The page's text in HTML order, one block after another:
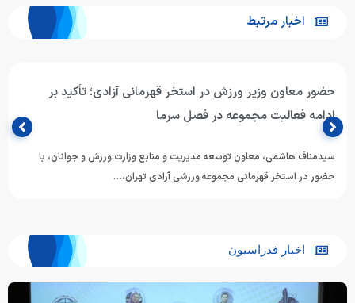
اخبار مرتبط
حضور معاون وزیر ورزش در استخر قهرمانی آزادی؛ تأکید بر
ادامه فعالیت مجموعه در فصل سرما
سیدمناف هاشمی، معاون توسعه مدیریت و منابع وزارت ورزش و جوانان، با
حضور در استخر قهرمانی مجموعه ورزشی آزادی تهران،…
اخبار فدراسیون